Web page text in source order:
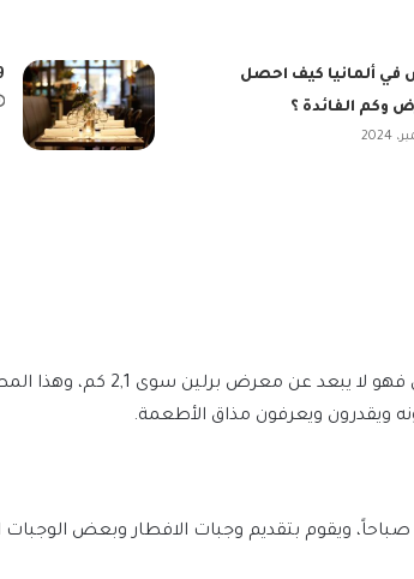
في ألمانيا كيف احصل
وكم الفائدة ؟
9 من
يقع في العاصمة برلين وبتحديد في شارع العرب وفي
ويقوم بتقديم وجبات الافطار وبعض الوجبات